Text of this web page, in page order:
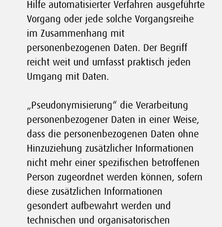
Hilfe automatisierter Verfahren ausgeführte
Vorgang oder jede solche Vorgangsreihe
im Zusammenhang mit
personenbezogenen Daten. Der Begriff
reicht weit und umfasst praktisch jeden
Umgang mit Daten.
„Pseudonymisierung“ die Verarbeitung
personenbezogener Daten in einer Weise,
dass die personenbezogenen Daten ohne
Hinzuziehung zusätzlicher Informationen
nicht mehr einer spezifischen betroffenen
Person zugeordnet werden können, sofern
diese zusätzlichen Informationen
gesondert aufbewahrt werden und
technischen und organisatorischen